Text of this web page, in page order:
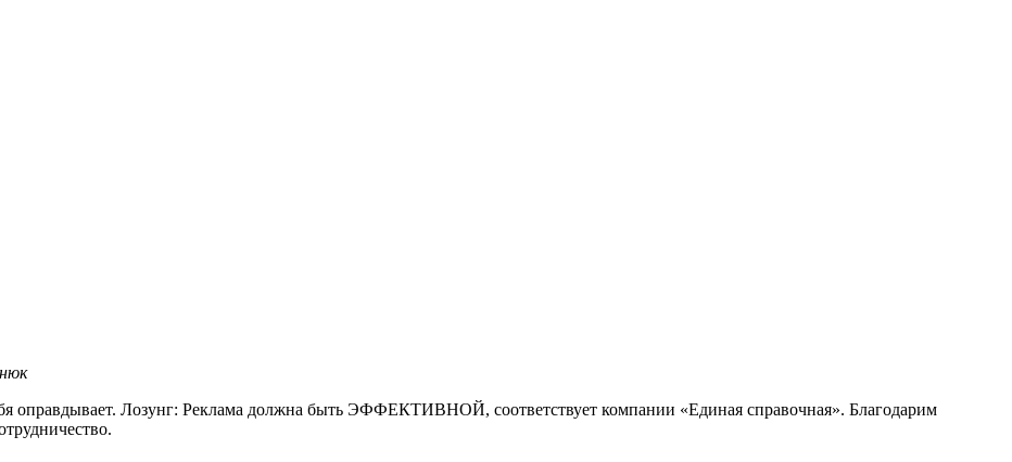
оправдывает. Лозунг: Реклама должна быть ЭФФЕКТИВНОЙ, соответствует компании «Единая справочная». Благодарим